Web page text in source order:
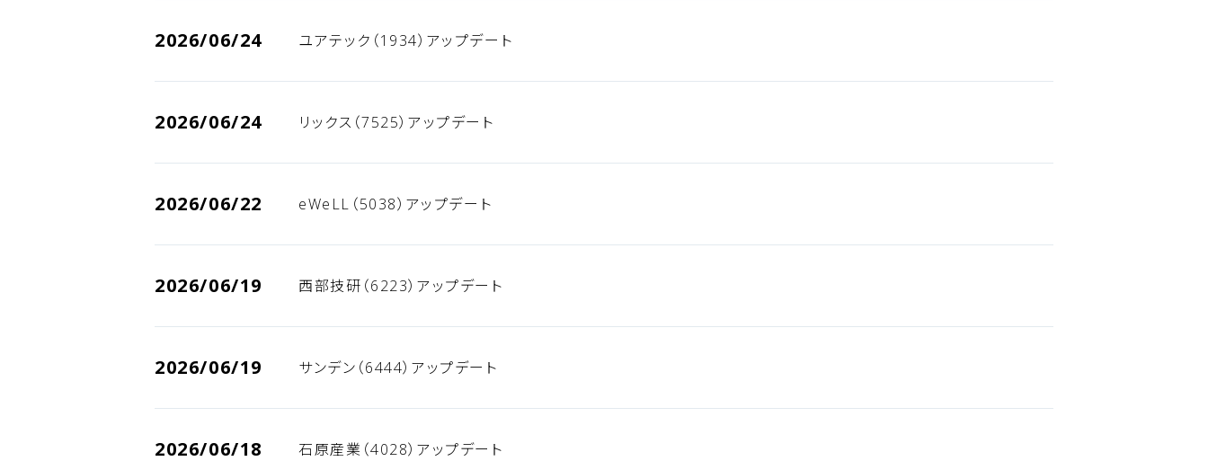
2026/06/24 ユアテック（1934）アップデート
2026/06/24 リックス（7525）アップデート
2026/06/22 eWeLL（5038）アップデート
2026/06/19 西部技研（6223）アップデート
2026/06/19 サンデン（6444）アップデート
2026/06/18 石原産業（4028）アップデート